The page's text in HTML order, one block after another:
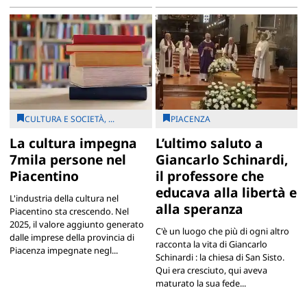
CULTURA E SOCIETÀ, ...
La cultura impegna
7mila persone nel
Piacentino
L'industria della cultura nel
Piacentino sta crescendo. Nel
2025, il valore aggiunto generato
dalle imprese della provincia di
Piacenza impegnate negl...
PIACENZA
L’ultimo saluto a
Giancarlo Schinardi,
il professore che
educava alla libertà e
alla speranza
C'è un luogo che più di ogni altro
racconta la vita di Giancarlo
Schinardi : la chiesa di San Sisto.
Qui era cresciuto, qui aveva
maturato la sua fede...